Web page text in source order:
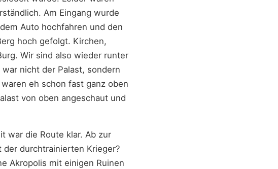
Am Eingang wurde
Auto hochfahren und den
hoch gefolgt. Kirchen,
Wir sind also wieder runter
nicht der Palast, sondern
eh schon fast ganz oben
von oben angeschaut und
war die Route klar. Ab zur
der durchtrainierten Krieger?
Akropolis mit einigen Ruinen